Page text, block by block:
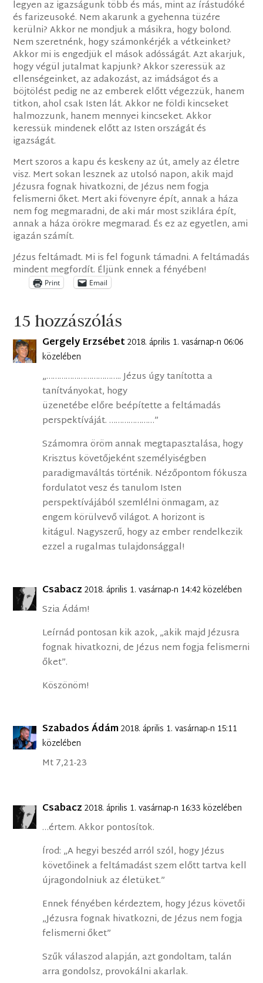
legyen az igazságunk több és más, mint az írástudóké
és farizeusoké. Nem akarunk a gyehenna tüzére
kerülni? Akkor ne mondjuk a másikra, hogy bolond.
Nem szeretnénk, hogy számonkérjék a vétkeinket?
Akkor mi is engedjük el mások adósságát. Azt akarjuk,
hogy végül jutalmat kapjunk? Akkor szeressük az
ellenségeinket, az adakozást, az imádságot és a
böjtölést pedig ne az emberek előtt végezzük, hanem
titkon, ahol csak Isten lát. Akkor ne földi kincseket
halmozzunk, hanem mennyei kincseket. Akkor
keressük mindenek előtt az Isten országát és
igazságát.
Mert szoros a kapu és keskeny az út, amely az életre
visz. Mert sokan lesznek az utolsó napon, akik majd
Jézusra fognak hivatkozni, de Jézus nem fogja
felismerni őket. Mert aki fövenyre épít, annak a háza
nem fog megmaradni, de aki már most sziklára épít,
annak a háza örökre megmarad. És ez az egyetlen, ami
igazán számít.
Jézus feltámadt. Mi is fel fogunk támadni. A feltámadás
mindent megfordít. Éljünk ennek a fényében!
Print Email
15 hozzászólás
Gergely Erzsébet2018. április 1. vasárnap-n 06:06
közelében
„…………………………….. Jézus úgy tanította a
tanítványokat, hogy
üzenetébe előre beépítette a feltámadás
perspektíváját. …………………”
Számomra öröm annak megtapasztalása, hogy
Krisztus követőjeként személyiségben
paradigmaváltás történik. Nézőpontom fókusza
fordulatot vesz és tanulom Isten
perspektívájából szemlélni önmagam, az
engem körülvevő világot. A horizont is
kitágul. Nagyszerű, hogy az ember rendelkezik
ezzel a rugalmas tulajdonsággal!
Csabacz 2018. április 1. vasárnap-n 14:42 közelében
Szia Ádám!
Leírnád pontosan kik azok, „akik majd Jézusra
fognak hivatkozni, de Jézus nem fogja felismerni
őket”.
Köszönöm!
Szabados Ádám2018. április 1. vasárnap-n 15:11
közelében
Mt 7,21-23
Csabacz 2018. április 1. vasárnap-n 16:33 közelében
…értem. Akkor pontosítok.
Írod: „A hegyi beszéd arról szól, hogy Jézus
követőinek a feltámadást szem előtt tartva kell
újragondolniuk az életüket.”
Ennek fényében kérdeztem, hogy Jézus követői
„Jézusra fognak hivatkozni, de Jézus nem fogja
felismerni őket”
Szűk válaszod alapján, azt gondoltam, talán
arra gondolsz, provokálni akarlak.